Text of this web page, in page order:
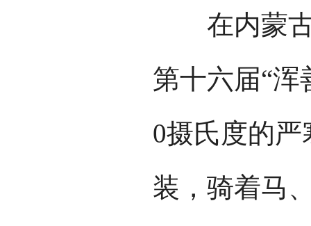
在内蒙古
第十六届“浑
0摄氏度的
装，骑着马